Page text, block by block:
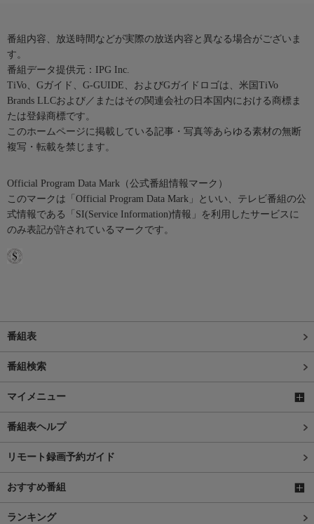
番組内容、放送時間などが実際の放送内容と異なる場合がございま
す。
番組データ提供元：IPG Inc.
TiVo、Gガイド、G-GUIDE、およびGガイドロゴは、米国TiVo
Brands LLCおよび／またはその関連会社の日本国内における商標ま
たは登録商標です。
このホームページに掲載している記事・写真等あらゆる素材の無断
複写・転載を禁じます。
Official Program Data Mark（公式番組情報マーク）
このマークは「Official Program Data Mark」といい、テレビ番組の公
式情報である「SI(Service Information)情報」を利用したサービスに
のみ表記が許されているマークです。
番組表
番組検索
マイメニュー
番組表ヘルプ
リモート録画予約ガイド
おすすめ番組
ランキング